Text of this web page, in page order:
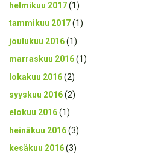
helmikuu 2017(1)
tammikuu 2017(1)
joulukuu 2016(1)
marraskuu 2016(1)
lokakuu 2016(2)
syyskuu 2016(2)
elokuu 2016(1)
heinäkuu 2016(3)
kesäkuu 2016(3)